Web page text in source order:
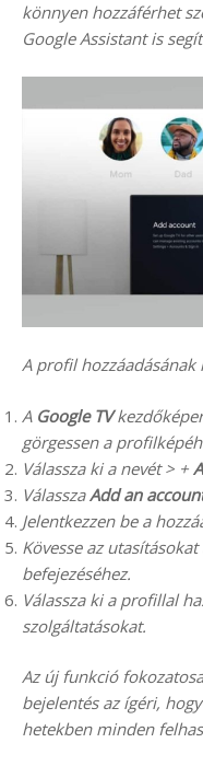
könnyen hozzáférhet
Google Assistant is
A profil hozzáadásának
A Google TV
görgessen a
Válassza ki a nevét > +
VálasszaAdd an
Jelentkezzen be a
Kövesse az
befejezéséhez.
Válassza ki a profillal
szolgáltatásokat.
Az új funkció
bejelentés az ígéri,
hetekben minden